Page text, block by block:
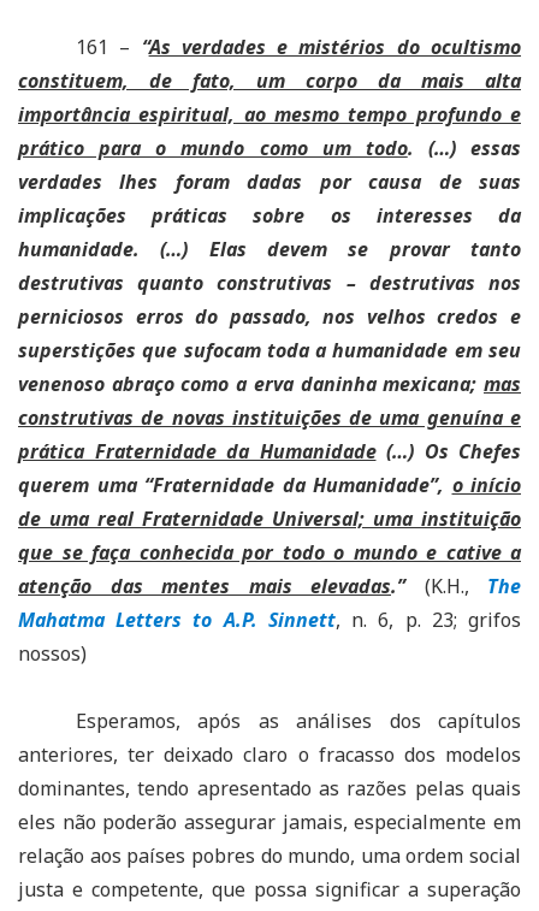
161 – “As verdades e mistérios do ocultismo
constituem, de fato, um corpo da mais alta
importância espiritual, ao mesmo tempo profundo e
prático para o mundo como um todo. (…) essas
verdades lhes foram dadas por causa de suas
implicações práticas sobre os interesses da
humanidade. (…) Elas devem se provar tanto
destrutivas quanto construtivas – destrutivas nos
perniciosos erros do passado, nos velhos credos e
superstições que sufocam toda a humanidade em seu
venenoso abraço como a erva daninha mexicana; mas
construtivas de novas instituições de uma genuína e
prática Fraternidade da Humanidade(…) Os Chefes
querem uma “Fraternidade da Humanidade”, o início
de uma real Fraternidade Universal; uma instituição
que se faça conhecida por todo o mundo e cative a
atenção das mentes mais elevadas.”(K.H., The
Mahatma Letters to A.P. Sinnett, n. 6, p. 23; grifos
nossos)
Esperamos, após as análises dos capítulos
anteriores, ter deixado claro o fracasso dos modelos
dominantes, tendo apresentado as razões pelas quais
eles não poderão assegurar jamais, especialmente em
relação aos países pobres do mundo, uma ordem social
justa e competente, que possa significar a superação